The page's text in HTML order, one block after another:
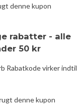
denne kupon
rabatter - alle
50 kr
Rabatkode virker indtil
denne kupon